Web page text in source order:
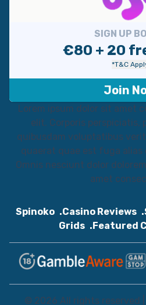
SIGN UP
€80 + 20
*T&C
Join
Lorem ipsum dolor sit amet
elit. Corporis perspiciatis,
quibusdam voluptatibus
quaerat quae est fuga alias
Omnis nesciunt dolor
amet
Spinoko Casino Reviews
Grids
Featured
© 2026 All rights reserved |